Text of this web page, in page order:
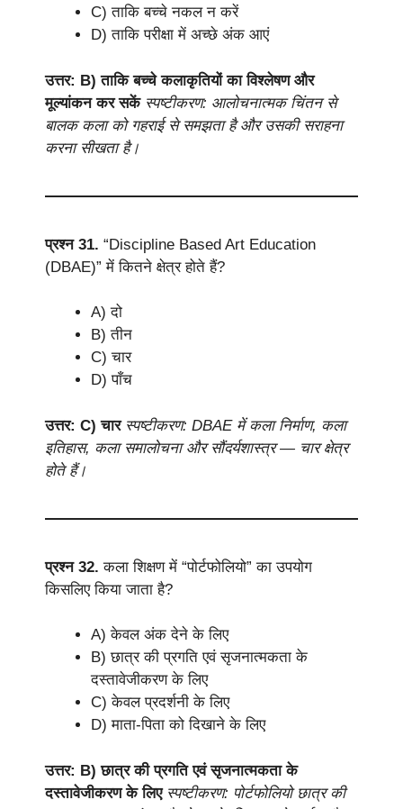
C) ताकि बच्चे नकल न करें
D) ताकि परीक्षा में अच्छे अंक आएं
उत्तर: B) ताकि बच्चे कलाकृतियों का विश्लेषण और
मूल्यांकन कर सकें स्पष्टीकरण: आलोचनात्मक चिंतन से
बालक कला को गहराई से समझता है और उसकी सराहना
करना सीखता है।
प्रश्न 31. “Discipline Based Art Education
(DBAE)” में कितने क्षेत्र होते हैं?
A) दो
B) तीन
C) चार
D) पाँच
उत्तर: C) चार स्पष्टीकरण: DBAE में कला निर्माण, कला
इतिहास, कला समालोचना और सौंदर्यशास्त्र — चार क्षेत्र
होते हैं।
प्रश्न 32. कला शिक्षण में “पोर्टफोलियो” का उपयोग
किसलिए किया जाता है?
A) केवल अंक देने के लिए
B) छात्र की प्रगति एवं सृजनात्मकता के
दस्तावेजीकरण के लिए
C) केवल प्रदर्शनी के लिए
D) माता-पिता को दिखाने के लिए
उत्तर: B) छात्र की प्रगति एवं सृजनात्मकता के
दस्तावेजीकरण के लिए स्पष्टीकरण: पोर्टफोलियो छात्र की